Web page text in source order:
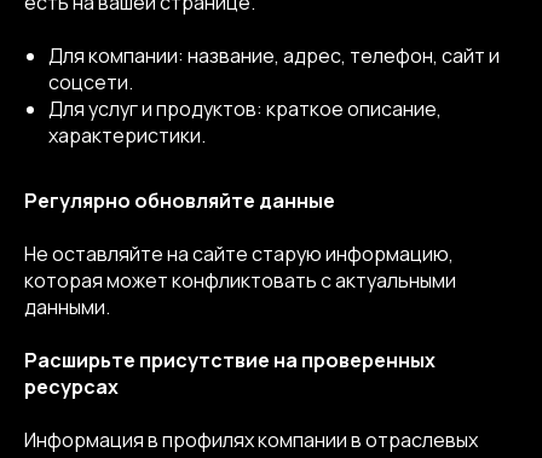
Для компании: название, адрес, телефон, сайт и
соцсети.
Для услуг и продуктов: краткое описание,
характеристики.
Регулярно обновляйте данные
Не оставляйте на сайте старую информацию,
которая может конфликтовать с актуальными
данными.
Расширьте присутствие на проверенных
ресурсах
Информация в профилях компании в отраслевых